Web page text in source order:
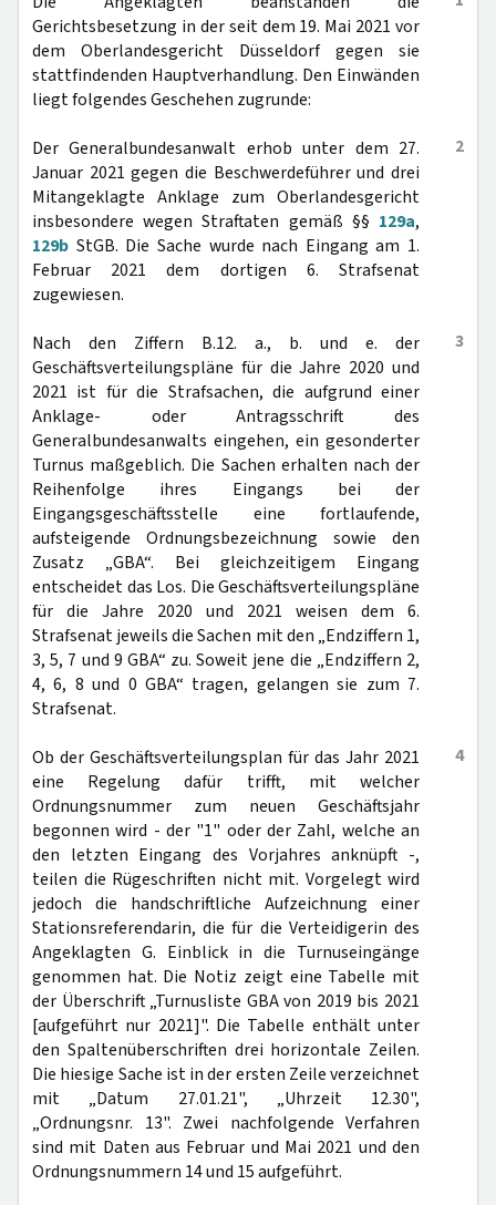
Gerichtsbesetzung in der seit dem 19. Mai 2021 vor
dem Oberlandesgericht Düsseldorf gegen sie
stattfindenden Hauptverhandlung. Den Einwänden
liegt folgendes Geschehen zugrunde:
2
Der Generalbundesanwalt erhob unter dem 27.
Januar 2021 gegen die Beschwerdeführer und drei
Mitangeklagte Anklage zum Oberlandesgericht
insbesondere wegen Straftaten gemäß §§ 129a,
129b StGB. Die Sache wurde nach Eingang am 1.
Februar 2021 dem dortigen 6. Strafsenat
zugewiesen.
3
Nach den Ziffern B.12. a., b. und e. der
Geschäftsverteilungspläne für die Jahre 2020 und
2021 ist für die Strafsachen, die aufgrund einer
Anklage- oder Antragsschrift des
Generalbundesanwalts eingehen, ein gesonderter
Turnus maßgeblich. Die Sachen erhalten nach der
Reihenfolge ihres Eingangs bei der
Eingangsgeschäftsstelle eine fortlaufende,
aufsteigende Ordnungsbezeichnung sowie den
Zusatz „GBA“. Bei gleichzeitigem Eingang
entscheidet das Los. Die Geschäftsverteilungspläne
für die Jahre 2020 und 2021 weisen dem 6.
Strafsenat jeweils die Sachen mit den „Endziffern 1,
3, 5, 7 und 9 GBA“ zu. Soweit jene die „Endziffern 2,
4, 6, 8 und 0 GBA“ tragen, gelangen sie zum 7.
Strafsenat.
4
Ob der Geschäftsverteilungsplan für das Jahr 2021
eine Regelung dafür trifft, mit welcher
Ordnungsnummer zum neuen Geschäftsjahr
begonnen wird - der "1" oder der Zahl, welche an
den letzten Eingang des Vorjahres anknüpft -,
teilen die Rügeschriften nicht mit. Vorgelegt wird
jedoch die handschriftliche Aufzeichnung einer
Stationsreferendarin, die für die Verteidigerin des
Angeklagten G. Einblick in die Turnuseingänge
genommen hat. Die Notiz zeigt eine Tabelle mit
der Überschrift „Turnusliste GBA von 2019 bis 2021
[aufgeführt nur 2021]". Die Tabelle enthält unter
den Spaltenüberschriften drei horizontale Zeilen.
Die hiesige Sache ist in der ersten Zeile verzeichnet
mit „Datum 27.01.21", „Uhrzeit 12.30",
„Ordnungsnr. 13". Zwei nachfolgende Verfahren
sind mit Daten aus Februar und Mai 2021 und den
Ordnungsnummern 14 und 15 aufgeführt.